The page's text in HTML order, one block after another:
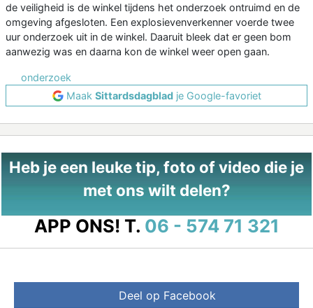
de veiligheid is de winkel tijdens het onderzoek ontruimd en de
omgeving afgesloten. Een explosievenverkenner voerde twee
uur onderzoek uit in de winkel. Daaruit bleek dat er geen bom
aanwezig was en daarna kon de winkel weer open gaan.
onderzoek
Maak Sittardsdagbladje Google-favoriet
Heb je een leuke tip, foto of video die je
met ons wilt delen?
APP ONS! T. 06 - 574 71 321
Deel op Facebook